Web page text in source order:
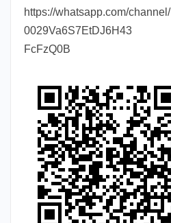
https://whatsapp.com/channel/
0029Va6S7EtDJ6H43
FcFzQ0B